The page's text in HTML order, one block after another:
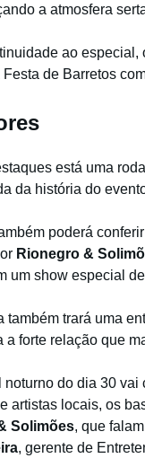
a atmosfera
ao
de Barretos
está uma
da história do
poderá
Rionegro &
um show especial
também trará uma
a forte relação que
noturno do dia 30
artistas locais, os
Solimões, que
, gerente de